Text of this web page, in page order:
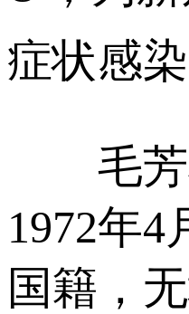
症状感染
毛芳
1972年4
国籍，